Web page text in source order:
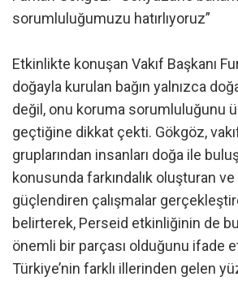
sorumluluğumuzu hatırlıyoruz”
Etkinlikte konuşan Vakıf Başkanı
doğayla kurulan bağın yalnızca
değil, onu koruma sorumluluğunu
geçtiğine dikkat çekti. Gökgöz,
gruplarından insanları doğa ile
konusunda farkındalık oluşturan
güçlendiren çalışmalar
belirterek, Perseid etkinliğinin de bu
önemli bir parçası olduğunu ifade
Türkiye’nin farklı illerinden gelen